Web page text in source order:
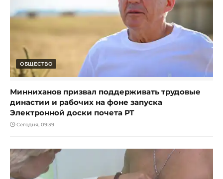
ОБЩЕСТВО
Минниханов призвал поддерживать трудовые
династии и рабочих на фоне запуска
Электронной доски почета РТ
Сегодня, 09:39